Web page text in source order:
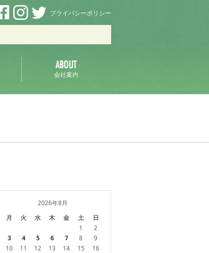
プライバシーポリシー
会社案内
2026年8月
月
火 水 木 金 土 日
1
2
3
4 5 6 7 8
9
10
11 12 13 14 15
16